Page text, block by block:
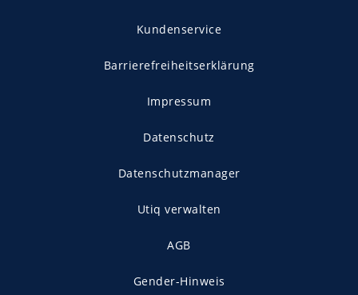
Kundenservice
Barrierefreiheitserklärung
Impressum
Datenschutz
Datenschutzmanager
Utiq verwalten
AGB
Gender-Hinweis